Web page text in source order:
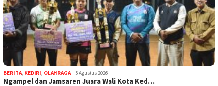
BERITA, KEDIRI, OLAHRAGA 3 Agustus 2026
Ngampel dan Jamsaren Juara Wali Kota Ked…